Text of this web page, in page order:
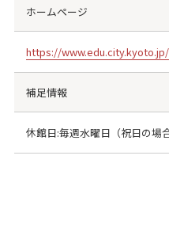
ホームページ
https://
補足情報
休館日:毎週水曜日（祝日の場